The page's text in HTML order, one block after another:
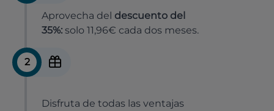
Aprovecha del descuento del
35%: solo 11,96€ cada dos meses.
2
Disfruta de todas las ventajas